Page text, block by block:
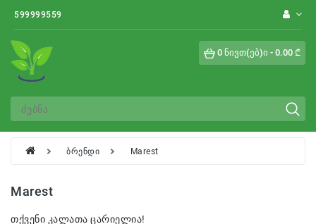
599999559
0 ნივთ(ებ)ი - 0.00 ₾
Category
Ხვიარა
Ფლორიბუნდა
Ჩაის
Შრაბი
Გრანდიფლორა
ბრენდი Marest
Marest
თქვენი კალათა ცარიელია!